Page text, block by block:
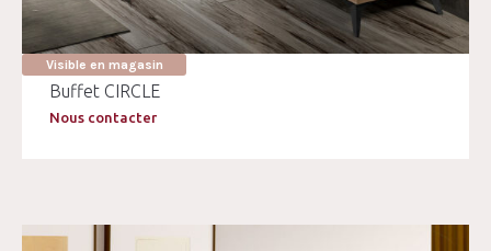
Visible en magasin
Buffet CIRCLE
Nous contacter